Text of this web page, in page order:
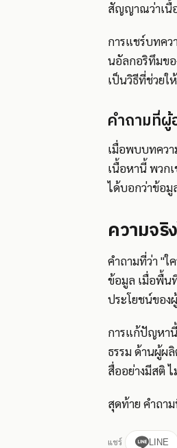
สัญญาณว่าเนื้
การแชร์บทคว
นอัลกอริทึมข
เป็นวิธีที่ช่วยใ
คำถามที่ผู้
เมื่อพบบทคว
เนื้อหานี้ พวก
ได้บอกว่าข้อมู
ความจ
คำถามที่ว่า "ใ
ข้อมูล เมื่อพื้น
ประโยชน์ของ
การแก้ปัญหา
ธรรม ด้านผู้ผ
สื่ออย่างมีสติ
สุดท้าย คำถา
แชร์ LINE